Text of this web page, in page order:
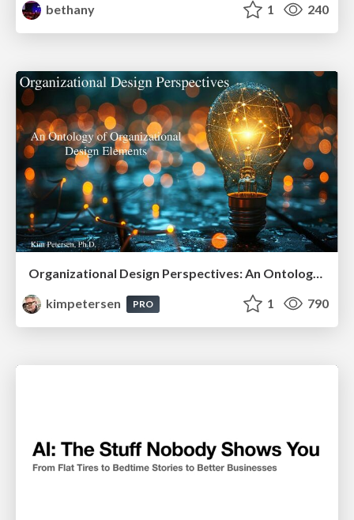
bethany
1 240
Organizational Design Perspectives: An Ontology of Organizational Design Elements
kimpetersen
PRO 1 790